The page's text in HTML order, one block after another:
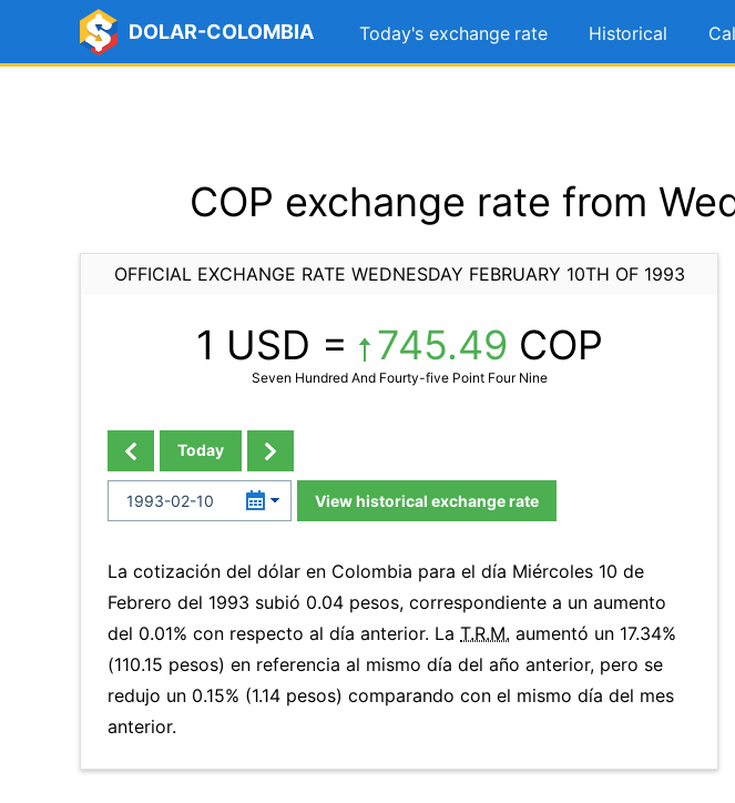
DOLAR-COLOMBIA Today's exchange rate Historical
COP exchange rate from
OFFICIAL EXCHANGE RATE WEDNESDAY FEBRUARY 10TH OF 1993
1 USD = 745.49 COP
Seven Hundred And Fourty-five Point Four Nine
Today
View historical exchange rate
La cotización del dólar en Colombia para el día Miércoles 10 de
Febrero del 1993 subió 0.04 pesos, correspondiente a un aumento
del 0.01% con respecto al día anterior. La T.R.M. aumentó un 17.34%
(110.15 pesos) en referencia al mismo día del año anterior, pero se
redujo un 0.15% (1.14 pesos) comparando con el mismo día del mes
anterior.